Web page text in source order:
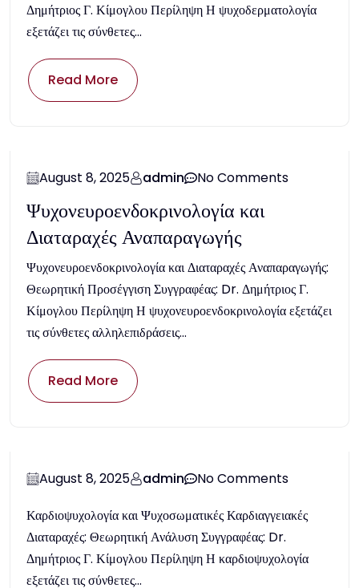
Δημήτριος Γ. Κίμογλου Περίληψη Η ψυχοδερματολογία
εξετάζει τις σύνθετες...
Read More
August 8, 2025 admin No Comments
Ψυχονευροενδοκρινολογία και
Διαταραχές Αναπαραγωγής
Ψυχονευροενδοκρινολογία και Διαταραχές Αναπαραγωγής:
Θεωρητική Προσέγγιση Συγγραφέας: Dr. Δημήτριος Γ.
Κίμογλου Περίληψη Η ψυχονευροενδοκρινολογία εξετάζει
τις σύνθετες αλληλεπιδράσεις...
Read More
August 8, 2025 admin
No Comments
Καρδιοψυχολογία και Ψυχοσωματικές Καρδιαγγειακές
Διαταραχές: Θεωρητική Ανάλυση Συγγραφέας: Dr.
Δημήτριος Γ. Κίμογλου Περίληψη Η καρδιοψυχολογία
εξετάζει τις σύνθετες...